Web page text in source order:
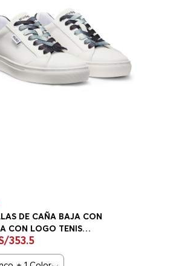
DE CAÑA BAJA CON
CON LOGO TENIS
353.5